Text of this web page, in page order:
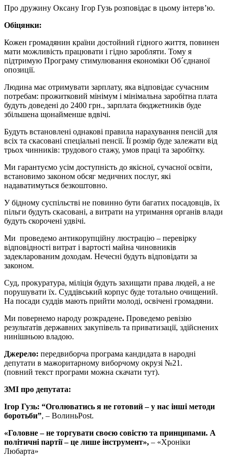
Про дружину Оксану Ігор Гузь розповідає в цьому інтерв’ю.
Обіцянки:
Кожен громадянин країни достойний гідного життя, повинен
мати можливість працювати і гідно заробляти. Тому я
підтримую Програму стимулювання економіки Об´єднаної
опозиції.
Людина має отримувати зарплату, яка відповідає сучасним
потребам: прожитковий мінімум і мінімальна заробітна плата
будуть доведені до 2400 грн., зарплата бюджетників буде
збільшена щонайменше вдвічі.
Будуть встановлені однакові правила нарахування пенсій для
всіх та скасовані спеціальні пенсії. Її розмір буде залежати від
трьох чинників: трудового стажу, умов праці та заробітку.
Ми гарантуємо усім доступність до якісної, сучасної освіти,
встановимо законом обсяг медичних послуг, які
надаватимуться безкоштовно.
У бідному суспільстві не повинно бути багатих посадовців, їх
пільги будуть скасовані, а витрати на утримання органів влади
будуть скорочені удвічі.
Ми проведемо антикорупційну люстрацію – перевірку
відповідності витрат і вартості майна чиновників
задекларованим доходам. Нечесні будуть відповідати за
законом.
Суд, прокуратура, міліція будуть захищати права людей, а не
порушувати їх. Суддівський корпус буде тотально очищений.
На посади суддів мають прийти молоді, освічені громадяни.
Ми повернемо народу розкрадене. Проведемо ревізію
результатів державних закупівель та приватизації, здійснених
нинішньою владою.
Джерело: передвиборча програма кандидата в народні
депутати в мажоритарному виборчому окрузі №21.
(повний текст програми можна скачати тут).
ЗМІ про депутата:
Ігор Гузь: “Оголюватись я не готовий – у нас інші методи
боротьби”, – ВолиньPost.
«Головне – не торгувати своєю совістю та принципами. А
політичні партії – це лише інструмент», – «Хроніки
Любарта»